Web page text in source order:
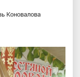
Коновалова